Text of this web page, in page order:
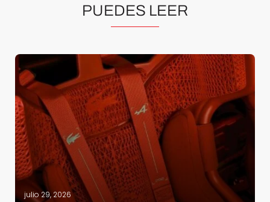
PUEDES LEER
julio 29, 2026